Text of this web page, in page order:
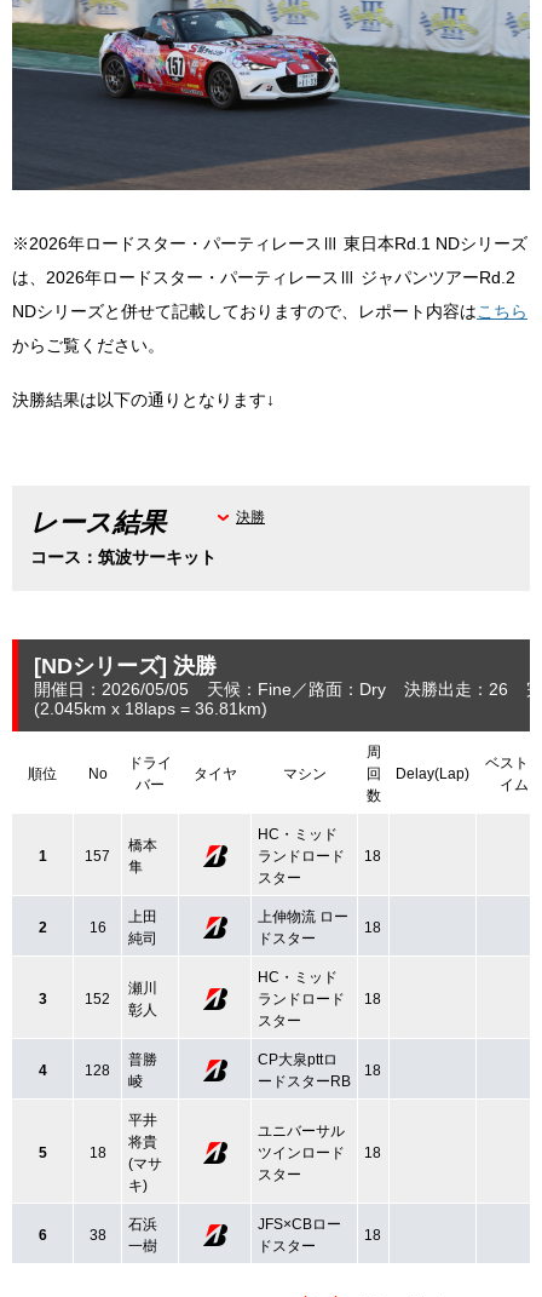
※2026年ロードスター・パーティレースⅢ 東日本Rd.1 NDシリーズ
は、2026年ロードスター・パーティレースⅢ ジャパンツアーRd.2
NDシリーズと併せて記載しておりますので、レポート内容はこちら
からご覧ください。
決勝結果は以下の通りとなります↓
レース結果
コース：筑波サーキット
決勝
[NDシリーズ] 決勝
開催日：2026/05/05 天候：Fine 路面：Dry 決勝出走：26
(2.045km x 18laps = 36.81km)
順位 No
ドライ
バー
タイヤ マシン
周
回
数
Delay(Lap)
ベストタ
イム
1 157
橋本
隼
HC・ミッド
ランドロード
スター
18
2 16
上田
純司
上伸物流 ロー
ドスター
18
3 152
瀬川
彰人
HC・ミッド
ランドロード
スター
18
4 128
普勝
崚
CP大泉pttロ
ードスターRB
18
5 18
平井
将貴
(マサ
キ)
ユニバーサル
ツインロード
スター
18
6 38
石浜
一樹
JFS×CBロー
ドスター
18